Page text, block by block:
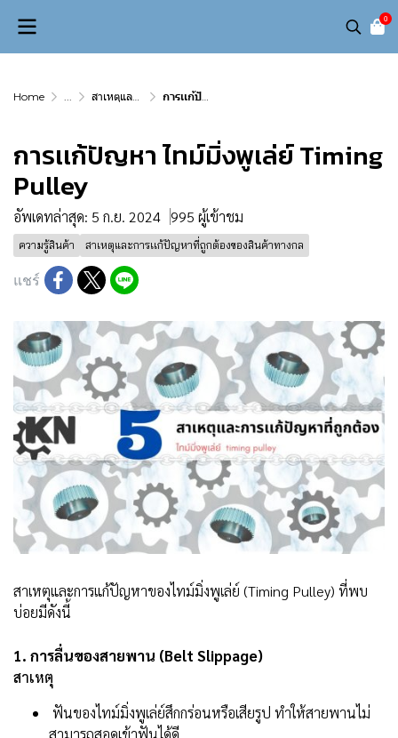
0
Home ... สาเหตุและการเเก้ปัญหาที่ถูกต้องของสินค้าทางกล การเเก้ปัญหา ไทม์มิ่งพูเล่ย์ Timing Pulley
การเเก้ปัญหา ไทม์มิ่งพูเล่ย์ Timing
Pulley
อัพเดทล่าสุด: 5 ก.ย. 2024 995 ผู้เข้าชม
ความรู้สินค้า สาเหตุและการเเก้ปัญหาที่ถูกต้องของสินค้าทางกล
แชร์
สาเหตุและการแก้ปัญหาของไทม์มิ่งพูเล่ย์ (Timing Pulley) ที่พบ
บ่อยมีดังนี้
1. การลื่นของสายพาน (Belt Slippage)
สาเหตุ
ฟันของไทม์มิ่งพูเล่ย์สึกกร่อนหรือเสียรูป ทำให้สายพานไม่
สามารถสอดเข้าฟันได้ดี